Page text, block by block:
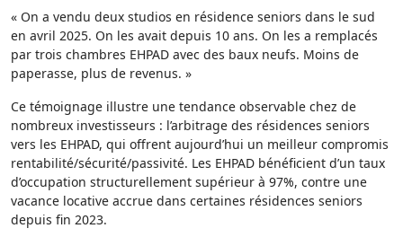
« On a vendu deux studios en résidence seniors dans le sud
en avril 2025. On les avait depuis 10 ans. On les a remplacés
par trois chambres EHPAD avec des baux neufs. Moins de
paperasse, plus de revenus. »
Ce témoignage illustre une tendance observable chez de
nombreux investisseurs : l’arbitrage des résidences seniors
vers les EHPAD, qui offrent aujourd’hui un meilleur compromis
rentabilité/sécurité/passivité. Les EHPAD bénéficient d’un taux
d’occupation structurellement supérieur à 97%, contre une
vacance locative accrue dans certaines résidences seniors
depuis fin 2023.